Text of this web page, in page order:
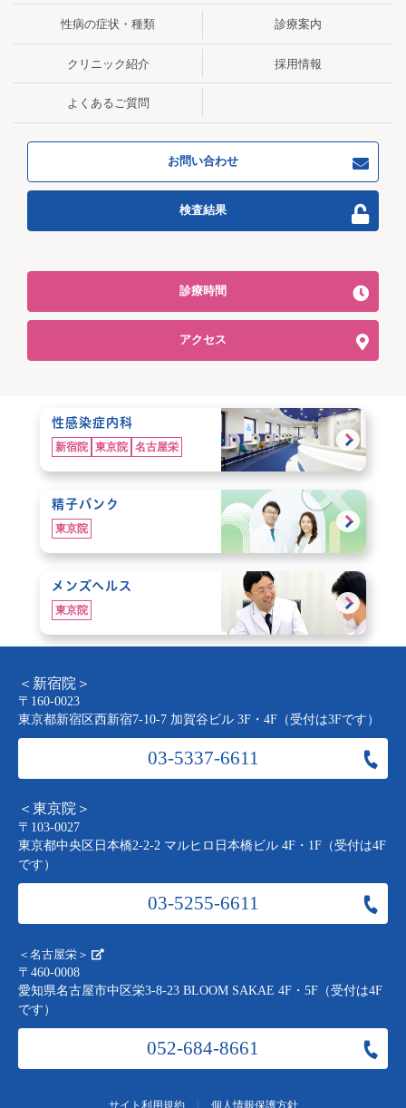
性病の症状・種類 診療案内
クリニック紹介 採用情報
よくあるご質問
お問い合わせ
検査結果
診療時間
アクセス
性感染症内科
新宿院 東京院 名古屋栄
精子バンク
東京院
メンズヘルス
東京院
＜新宿院＞
〒160-0023
東京都新宿区西新宿7-10-7 加賀谷ビル 3F・4F（受付は3Fです）
03-5337-6611
＜東京院＞
〒103-0027
東京都中央区日本橋2-2-2 マルヒロ日本橋ビル 4F・1F（受付は4F
です）
03-5255-6611
＜名古屋栄＞
〒460-0008
愛知県名古屋市中区栄3-8-23 BLOOM SAKAE 4F・5F（受付は4F
です）
052-684-8661
サイト利用規約 | 個人情報保護方針